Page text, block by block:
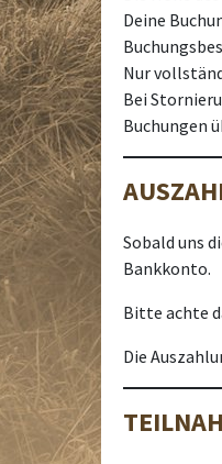
Deine
Nur
Bei
Buchungen
Sobald uns
Bankkonto.
Bitte achte
Die